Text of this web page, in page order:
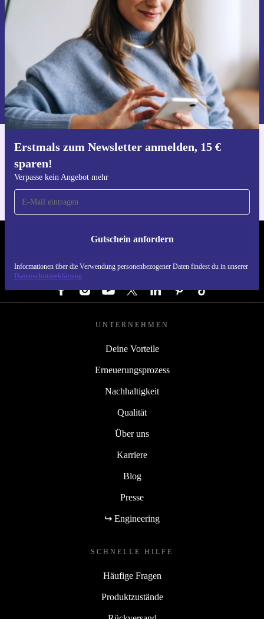
Erstmals zum Newsletter anmelden, 15 €
sparen!
Verpasse kein Angebot mehr
Gutschein anfordern
Informationen über die Verwendung personenbezogener Daten findest du in unserer
Datenschutzerklärung
Verpasse kein Angebot mehr.
Gutschein anfordern
Informationen über die Verwendung personenbezogener Daten findest
du in unserer
Datenschutzerklärung.
Hol dir die refurbed-App
REFURBED DEUTSCHLAND - RETHINK NEW.
FOLGE UNS
UNTERNEHMEN
Deine Vorteile
Erneuerungsprozess
Nachhaltigkeit
Qualität
Über uns
Karriere
Blog
Presse
↪ Engineering
SCHNELLE HILFE
Häufige Fragen
Produktzustände